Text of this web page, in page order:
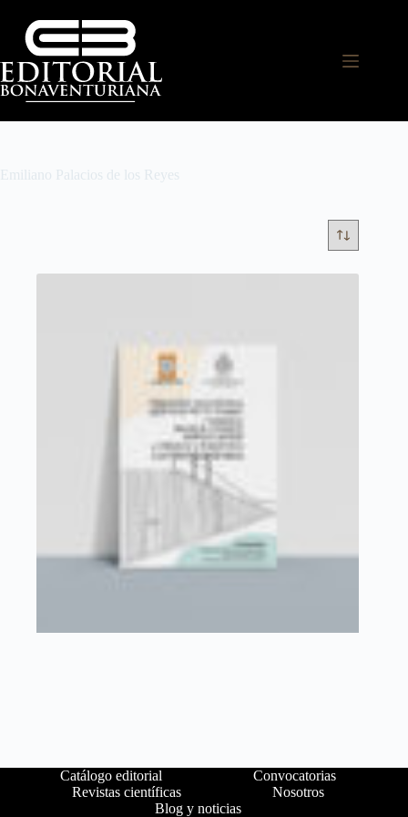
Emiliano Palacios de los Reyes
Catálogo editorial
Convocatorias
Revistas científicas
Nosotros
Blog y noticias